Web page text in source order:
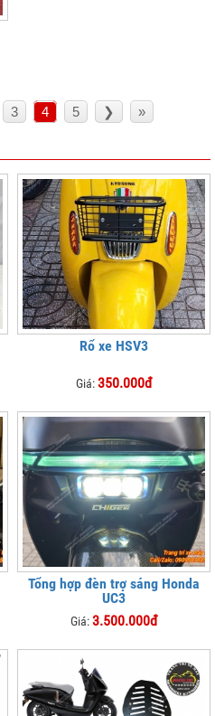
3 4 5 ❯ »
Rổ xe HSV3
Giá:350.000đ
Tổng hợp đèn trợ sáng Honda
UC3
Giá:3.500.000đ